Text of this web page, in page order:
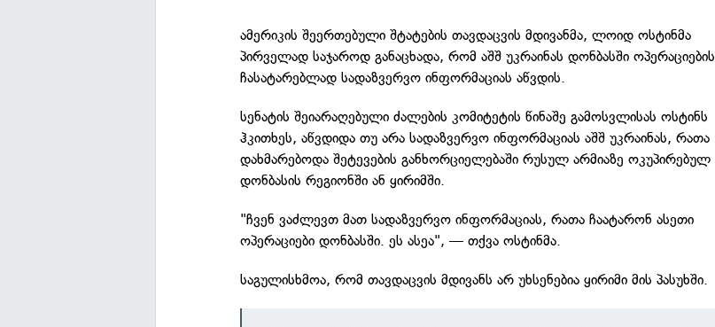
ამერიკის შეერთებული შტატების თავდაცვის მდივანმა, ლოიდ ოსტინმა
პირველად საჯაროდ განაცხადა, რომ აშშ უკრაინას დონბასში ოპერაციების
ჩასატარებლად სადაზვერვო ინფორმაციას აწვდის.
სენატის შეიარაღებული ძალების კომიტეტის წინაშე გამოსვლისას ოსტინს
ჰკითხეს, აწვდიდა თუ არა სადაზვერვო ინფორმაციას აშშ უკრაინას, რათა
დახმარებოდა შეტევების განხორციელებაში რუსულ არმიაზე ოკუპირებულ
დონბასის რეგიონში ან ყირიმში.
"ჩვენ ვაძლევთ მათ სადაზვერვო ინფორმაციას, რათა ჩაატარონ ასეთი
ოპერაციები დონბასში. ეს ასეა", — თქვა ოსტინმა.
საგულისხმოა, რომ თავდაცვის მდივანს არ უხსენებია ყირიმი მის პასუხში.